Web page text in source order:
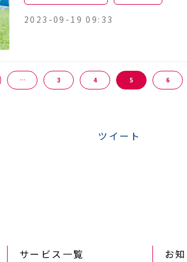
2023-09-19 09:33
… 3 4 5 6
ツイート
サービス一覧 お